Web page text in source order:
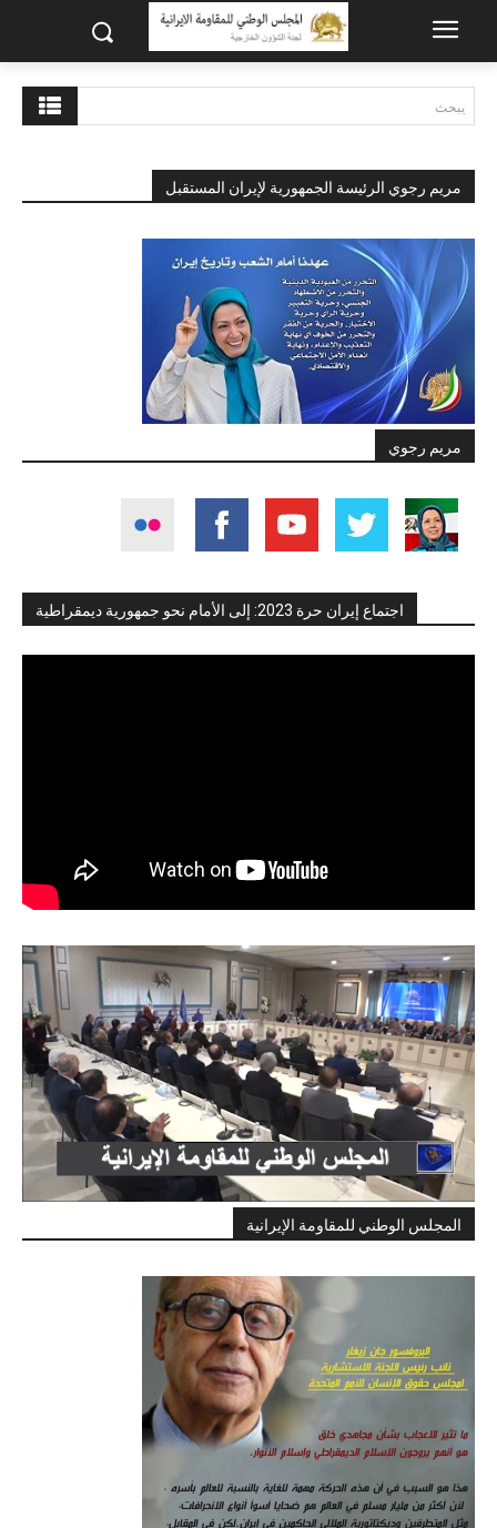
يبحث
مريم رجوي الرئيسة الجمهورية لإيران المستقبل
مريم رجوي
اجتماع إيران حرة 2023: إلى الأمام نحو جمهورية ديمقراطية
المجلس الوطني للمقاومة الإيرانية